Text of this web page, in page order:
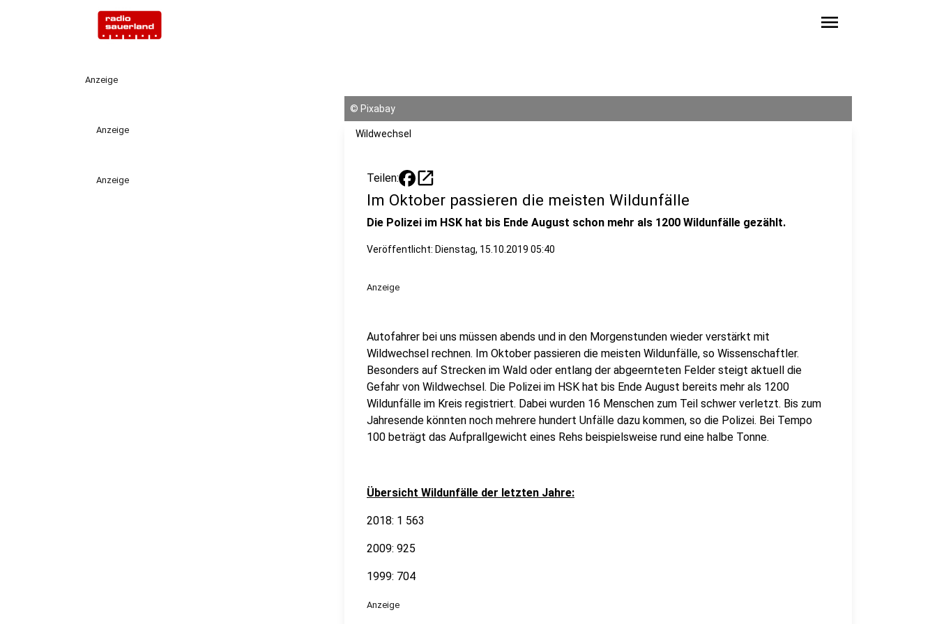
menu
Anzeige
Anzeige
Anzeige
© Pixabay
Wildwechsel
Teilen: open_in_new
Im Oktober passieren die meisten Wildunfälle
Die Polizei im HSK hat bis Ende August schon mehr als 1200 Wildunfälle gezählt.
Veröffentlicht: Dienstag, 15.10.2019 05:40
Anzeige
Autofahrer bei uns müssen abends und in den Morgenstunden wieder verstärkt mit
Wildwechsel rechnen. Im Oktober passieren die meisten Wildunfälle, so Wissenschaftler.
Besonders auf Strecken im Wald oder entlang der abgeernteten Felder steigt aktuell die
Gefahr von Wildwechsel. Die Polizei im HSK hat bis Ende August bereits mehr als 1200
Wildunfälle im Kreis registriert. Dabei wurden 16 Menschen zum Teil schwer verletzt. Bis zum
Jahresende könnten noch mehrere hundert Unfälle dazu kommen, so die Polizei. Bei Tempo
100 beträgt das Aufprallgewicht eines Rehs beispielsweise rund eine halbe Tonne.
Übersicht Wildunfälle der letzten Jahre:
2018: 1 563
2009: 925
1999: 704
Anzeige